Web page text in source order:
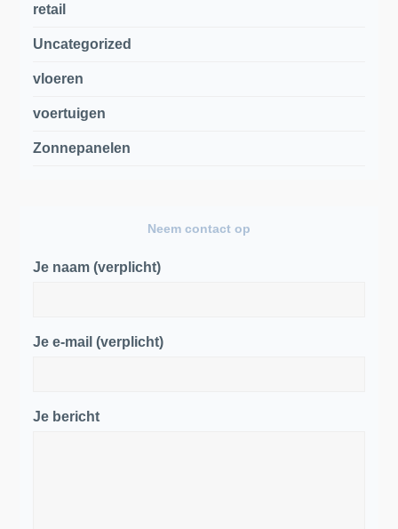
retail
Uncategorized
vloeren
voertuigen
Zonnepanelen
Neem contact op
Je naam (verplicht)
Je e-mail (verplicht)
Je bericht